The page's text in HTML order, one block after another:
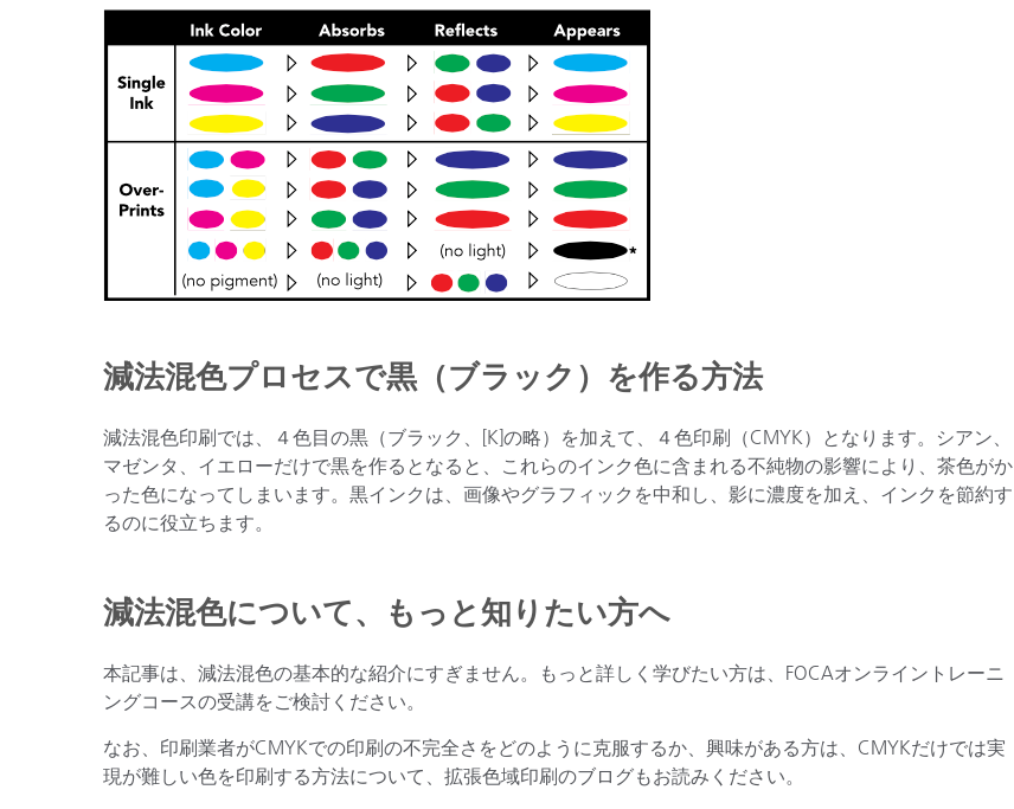
減法混色プロセスで黒（ブラック）を作る方法
減法混色印刷では、４色目の黒（ブラック、[K]の略）を加えて、４色印刷（CMYK）となります。シアン、
マゼンタ、イエローだけで黒を作るとなると、これらのインク色に含まれる不純物の影響により、茶色がか
った色になってしまいます。黒インクは、画像やグラフィックを中和し、影に濃度を加え、インクを節約す
るのに役立ちます。
減法混色について、もっと知りたい方へ
本記事は、減法混色の基本的な紹介にすぎません。もっと詳しく学びたい方は、FOCAオンライントレーニ
ングコースの受講をご検討ください。
なお、印刷業者がCMYKでの印刷の不完全さをどのように克服するか、興味がある方は、CMYKだけでは実
現が難しい色を印刷する方法について、拡張色域印刷のブログもお読みください。